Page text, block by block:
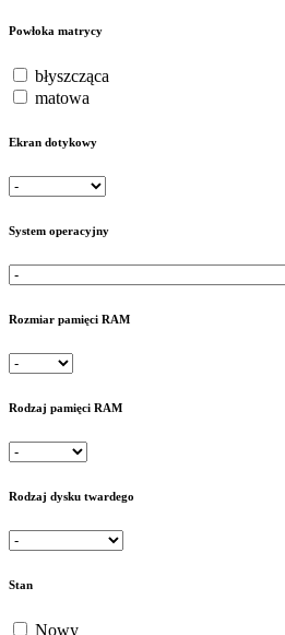
Powłoka matrycy
błyszcząca
matowa
Ekran dotykowy
System operacyjny
Rozmiar pamięci RAM
Rodzaj pamięci RAM
Rodzaj dysku twardego
Stan
Nowy